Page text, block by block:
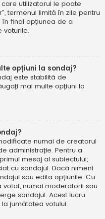
utilizatorul le poate
termenul limită în zile pentru
final opțiunea de a
voturile.
opțiuni la sondaj?
este stabilită de
mai multe opțiuni la
numai de creatorul
administrație. Pentru a
mesaj al subiectului;
cu sondajul. Dacă nimeni
sau edita opțiunile. Cu
numai moderatorii sau
sondajul. Acest lucru
jumătatea votului.